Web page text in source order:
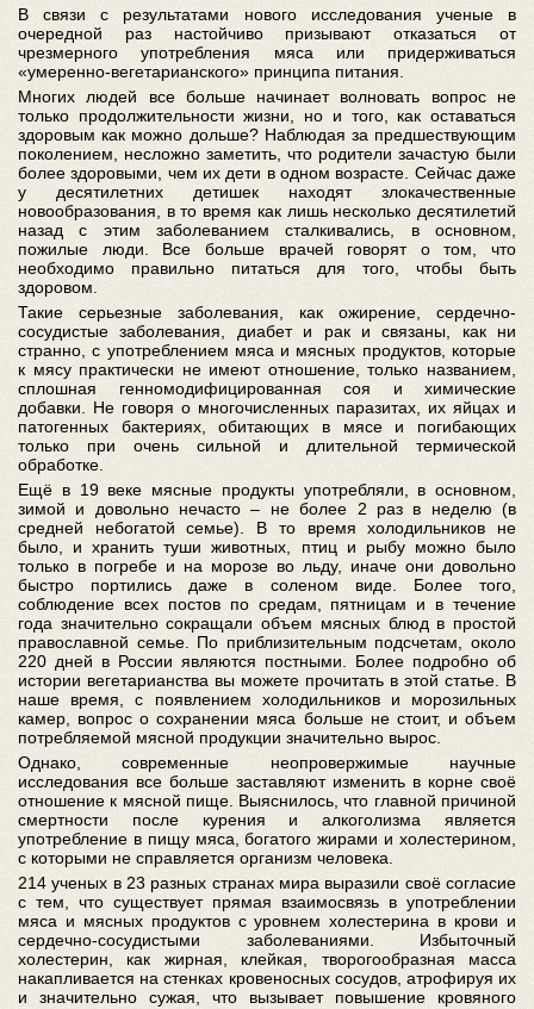
В связи с результатами нового исследования ученые в
очередной раз настойчиво призывают отказаться от
чрезмерного употребления мяса или придерживаться
«умеренно-вегетарианского» принципа питания.
Многих людей все больше начинает волновать вопрос не
только продолжительности жизни, но и того, как оставаться
здоровым как можно дольше? Наблюдая за предшествующим
поколением, несложно заметить, что родители зачастую были
более здоровыми, чем их дети в одном возрасте. Сейчас даже
у десятилетних детишек находят злокачественные
новообразования, в то время как лишь несколько десятилетий
назад с этим заболеванием сталкивались, в основном,
пожилые люди. Все больше врачей говорят о том, что
необходимо правильно питаться для того, чтобы быть
здоровом.
Такие серьезные заболевания, как ожирение, сердечно-
сосудистые заболевания, диабет и рак и связаны, как ни
странно, с употреблением мяса и мясных продуктов, которые
к мясу практически не имеют отношение, только названием,
сплошная генномодифицированная соя и химические
добавки. Не говоря о многочисленных паразитах, их яйцах и
патогенных бактериях, обитающих в мясе и погибающих
только при очень сильной и длительной термической
обработке.
Ещё в 19 веке мясные продукты употребляли, в основном,
зимой и довольно нечасто – не более 2 раз в неделю (в
средней небогатой семье). В то время холодильников не
было, и хранить туши животных, птиц и рыбу можно было
только в погребе и на морозе во льду, иначе они довольно
быстро портились даже в соленом виде. Более того,
соблюдение всех постов по средам, пятницам и в течение
года значительно сокращали объем мясных блюд в простой
православной семье. По приблизительным подсчетам, около
220 дней в России являются постными. Более подробно об
истории вегетарианства вы можете прочитать в этой статье. В
наше время, с появлением холодильников и морозильных
камер, вопрос о сохранении мяса больше не стоит, и объем
потребляемой мясной продукции значительно вырос.
Однако, современные неопровержимые научные
исследования все больше заставляют изменить в корне своё
отношение к мясной пище. Выяснилось, что главной причиной
смертности после курения и алкоголизма является
употребление в пищу мяса, богатого жирами и холестерином,
с которыми не справляется организм человека.
214 ученых в 23 разных странах мира выразили своё согласие
с тем, что существует прямая взаимосвязь в употреблении
мяса и мясных продуктов с уровнем холестерина в крови и
сердечно-сосудистыми заболеваниями. Избыточный
холестерин, как жирная, клейкая, творогообразная масса
накапливается на стенках кровеносных сосудов, атрофируя их
и значительно сужая, что вызывает повышение кровяного